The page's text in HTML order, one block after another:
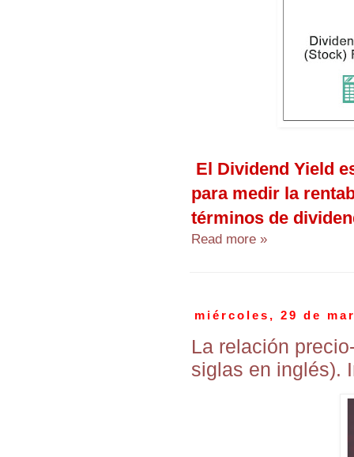
El Dividend Yield
para medir la
términos de
Read more »
miércoles, 29 de
La relación
siglas en inglés).